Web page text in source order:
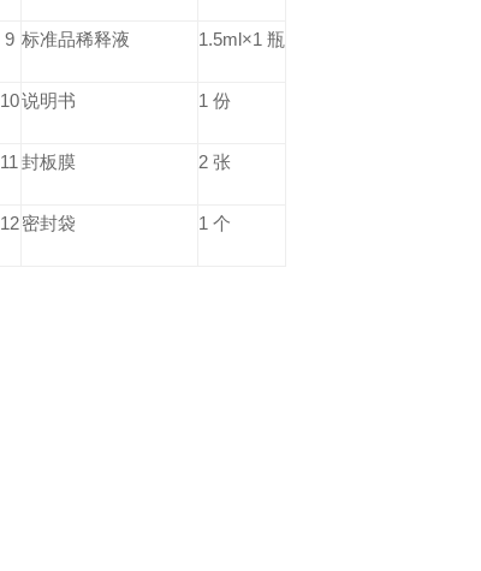
9 标准品稀释液 1.5ml×1 瓶
10说明书 1 份
11 封板膜 2 张
12密封袋 1 个